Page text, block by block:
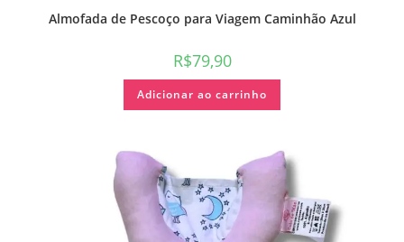
Almofada de Pescoço para Viagem Caminhão Azul
R$79,90
Adicionar ao carrinho